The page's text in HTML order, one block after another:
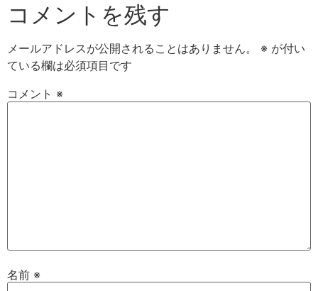
コメントを残す
メールアドレスが公開されることはありません。 ※ が付い
ている欄は必須項目です
コメント ※
名前 ※